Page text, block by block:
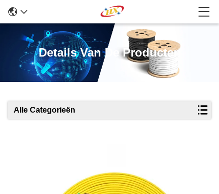
Details Van De Producten
Alle Categorieën